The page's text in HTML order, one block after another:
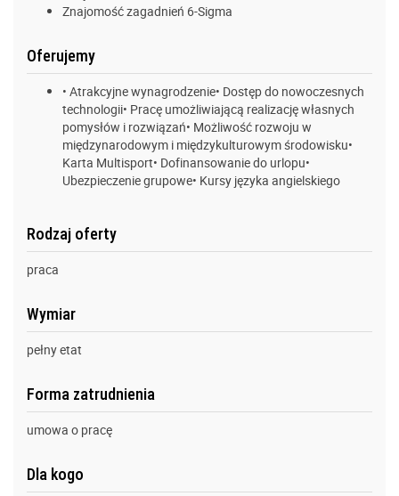
Znajomość zagadnień 6-Sigma
Oferujemy
• Atrakcyjne wynagrodzenie• Dostęp do nowoczesnych
technologii• Pracę umożliwiającą realizację własnych
pomysłów i rozwiązań• Możliwość rozwoju w
międzynarodowym i międzykulturowym środowisku•
Karta Multisport• Dofinansowanie do urlopu•
Ubezpieczenie grupowe• Kursy języka angielskiego
Rodzaj oferty
praca
Wymiar
pełny etat
Forma zatrudnienia
umowa o pracę
Dla kogo